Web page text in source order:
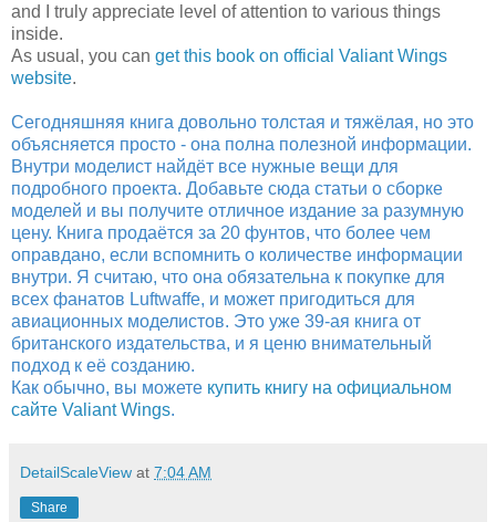
and I truly appreciate level of attention to various things
inside.
As usual, you can get this book on official Valiant Wings
website.
Сегодняшняя книга довольно толстая и тяжёлая, но это
объясняется просто - она полна полезной информации.
Внутри моделист найдёт все нужные вещи для
подробного проекта. Добавьте сюда статьи о сборке
моделей и вы получите отличное издание за разумную
цену. Книга продаётся за 20 фунтов, что более чем
оправдано, если вспомнить о количестве информации
внутри. Я считаю, что она обязательна к покупке для
всех фанатов Luftwaffe, и может пригодиться для
авиационных моделистов. Это уже 39-ая книга от
британского издательства, и я ценю внимательный
подход к её созданию.
Как обычно, вы можете купить книгу на официальном
сайте Valiant Wings.
DetailScaleView at 7:04 AM
Share